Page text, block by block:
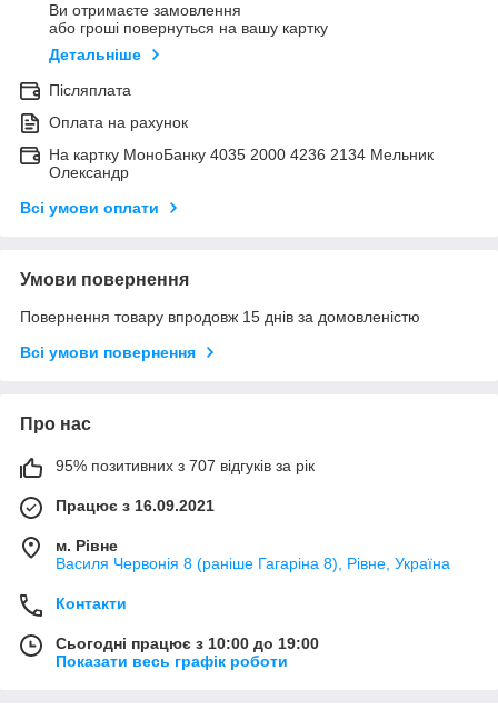
Ви отримаєте замовлення
або гроші повернуться на вашу картку
Детальніше
Післяплата
Оплата на рахунок
На картку МоноБанку 4035 2000 4236 2134 Мельник
Олександр
Всі умови оплати
Умови повернення
Повернення товару впродовж 15 днів за домовленістю
Всі умови повернення
Про нас
95% позитивних з 707 відгуків за рік
Працює з 16.09.2021
м. Рівне
Василя Червонія 8 (раніше Гагаріна 8), Рівне, Україна
Контакти
Сьогодні працює з 10:00 до 19:00
Показати весь графік роботи